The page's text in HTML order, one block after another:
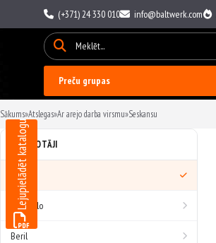
(+371) 24 330 010 info@baltwerk.com
Preču grupas
Lejupielādēt katalogu
Sākums»Atslegas»Ar arejo darba virsmu»Seskansu
RAŽOTĀJI
Visi
AvtoDelo
Beril